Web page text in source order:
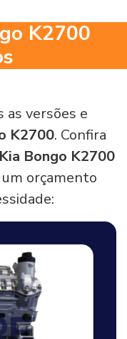
K2700
as versões e
K2700. Confira
Kia Bongo K2700
orçamento